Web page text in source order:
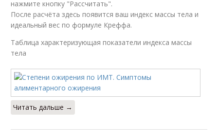
нажмите кнопку "Рассчитать".
После расчёта здесь появится ваш индекс массы тела и
идеальный вес по формуле Креффа.
Таблица характеризующая показатели индекса массы
тела
Читать дальше →